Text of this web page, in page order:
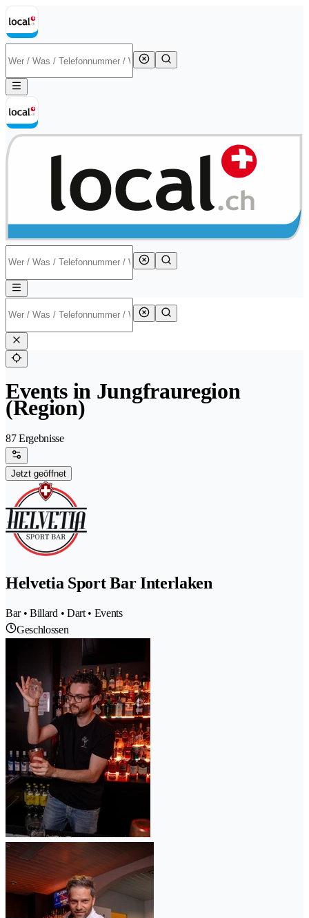
Events in Jungfrauregion
(Region)
87 Ergebnisse
Jetzt geöffnet
Helvetia Sport Bar Interlaken
Bar • Billard • Dart • Events
Geschlossen